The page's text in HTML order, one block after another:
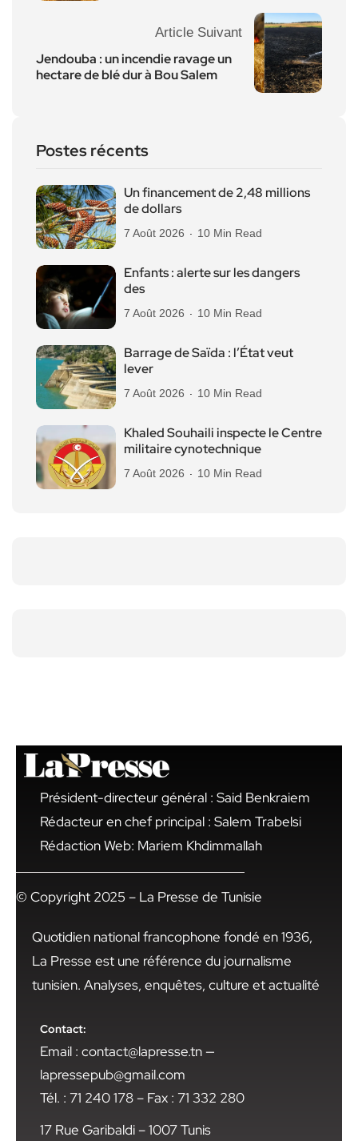
Article Suivant
Jendouba : un incendie ravage un
hectare de blé dur à Bou Salem
Postes récents
Un financement de 2,48 millions
de dollars
7 Août 2026 10 Min Read
Enfants : alerte sur les dangers
des
7 Août 2026 10 Min Read
Barrage de Saïda : l’État veut
lever
7 Août 2026 10 Min Read
Khaled Souhaili inspecte le Centre
militaire cynotechnique
7 Août 2026 10 Min Read
Président-directeur général : Said Benkraiem
Rédacteur en chef principal : Salem Trabelsi
Rédaction Web: Mariem Khdimmallah
© Copyright 2025 – La Presse de Tunisie
Quotidien national francophone fondé en 1936,
La Presse est une référence du journalisme
tunisien. Analyses, enquêtes, culture et actualité
Contact:
Email : contact@lapresse.tn —
lapressepub@gmail.com
Tél. : 71 240 178 – Fax : 71 332 280
17 Rue Garibaldi – 1007 Tunis